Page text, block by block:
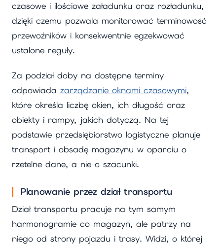
czasowe i ilościowe załadunku oraz rozładunku,
dzięki czemu pozwala monitorować terminowość
przewoźników i konsekwentnie egzekwować
ustalone reguły.
Za podział doby na dostępne terminy
odpowiada zarządzanie oknami czasowymi,
które określa liczbę okien, ich długość oraz
obiekty i rampy, jakich dotyczą. Na tej
podstawie przedsiębiorstwo logistyczne planuje
transport i obsadę magazynu w oparciu o
rzetelne dane, a nie o szacunki.
Planowanie przez dział transportu
Dział transportu pracuje na tym samym
harmonogramie co magazyn, ale patrzy na
niego od strony pojazdu i trasy. Widzi, o której